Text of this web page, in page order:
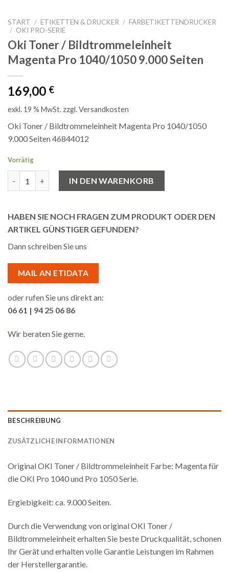
START / ETIKETTEN & DRUCKER / FARBETIKETTENDRUCKER
/ OKI PRO-SERIE
Oki Toner / Bildtrommeleinheit
Magenta Pro 1040/1050 9.000 Seiten
169,00 €
exkl. 19 % MwSt.zzgl.Versandkosten
Oki Toner / Bildtrommeleinheit Magenta Pro 1040/1050
9.000 Seiten 46844012
Vorrätig
IN DEN WARENKORB
HABEN SIE NOCH FRAGEN ZUM PRODUKT ODER DEN
ARTIKEL GÜNSTIGER GEFUNDEN?
Dann schreiben Sie uns
MAIL AN ETIDATA
oder rufen Sie uns direkt an:
06 61 | 94 25 06 86
Wir beraten Sie gerne.
BESCHREIBUNG
ZUSÄTZLICHE INFORMATIONEN
Original OKI Toner / Bildtrommeleinheit Farbe: Magenta für
die OKI Pro 1040 und Pro 1050 Serie.
Ergiebigkeit: ca. 9.000 Seiten.
Durch die Verwendung von original OKI Toner /
Bildtrommeleinheit erhalten Sie beste Druckqualität, schonen
Ihr Gerät und erhalten volle Garantie Leistungen im Rahmen
der Herstellergarantie.